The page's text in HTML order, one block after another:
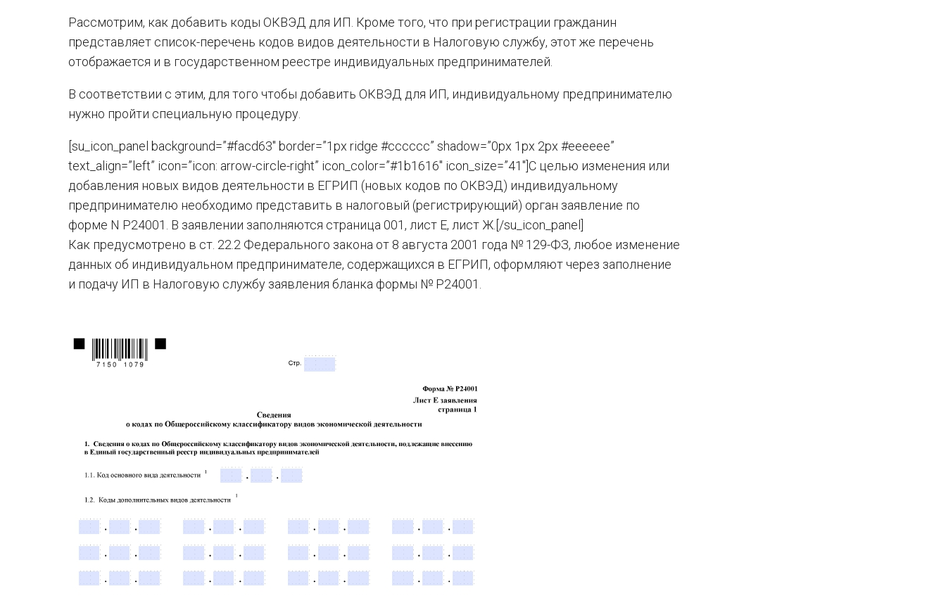
Рассмотрим, как добавить коды ОКВЭД для ИП. Кроме того, что при регистрации гражданин
представляет список-перечень кодов видов деятельности в Налоговую службу, этот же перечень
отображается и в государственном реестре индивидуальных предпринимателей.
В соответствии с этим, для того чтобы добавить ОКВЭД для ИП, индивидуальному предпринимателю
нужно пройти специальную процедуру.
[su_icon_panel background=”#facd63″ border=”1px ridge #cccccc” shadow=”0px 1px 2px #eeeeee”
text_align=”left” icon=”icon: arrow-circle-right” icon_color=”#1b1616″ icon_size=”41″]С целью изменения или
добавления новых видов деятельности в ЕГРИП (новых кодов по ОКВЭД) индивидуальному
предпринимателю необходимо представить в налоговый (регистрирующий) орган заявление по
форме N Р24001. В заявлении заполняются страница 001, лист Е, лист Ж.[/su_icon_panel]
Как предусмотрено в ст. 22.2 Федерального закона от 8 августа 2001 года № 129-ФЗ, любое изменение
данных об индивидуальном предпринимателе, содержащихся в ЕГРИП, оформляют через заполнение
и подачу ИП в Налоговую службу заявления бланка формы № Р24001.